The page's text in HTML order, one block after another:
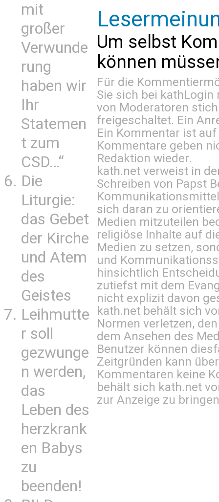
mit
großer
Verwunde
rung
haben wir
Ihr
Statemen
t zum
CSD…“
Die
Liturgie:
das Gebet
der Kirche
und Atem
des
Geistes
Leihmutte
r soll
gezwunge
n werden,
das
Leben des
herzkrank
en Babys
zu
beenden!
Um selbst
können
Für die
Sie sich bei kathLogin
von Moderatoren
freigeschaltet. Ein
Ein Kommentar ist
Kommentare geben
Redaktion wieder.
kath.net verweist in
Schreiben von Papst
sich daran zu
Medien mitzuteilen
religiöse Inhalte auf
Medien zu setzen,
und
hinsichtlich
zutiefst mit dem
nicht explizit davon
kath.net behält sich
Normen verletzen,
dem Ansehen des
Benutzer können
Zeitgründen kann
Kommentaren keine
behält sich kath.net
zur Anzeige zu